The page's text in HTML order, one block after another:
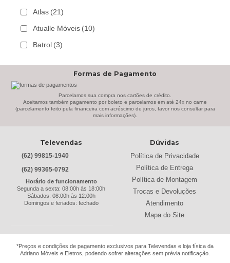
Atlas (21)
Atualle Móveis (10)
Batrol (3)
Bem Estar Clima (2)
Bem Estar Estofados (3)
Bertolini (2)
Best (9)
Braslar (6)
cadence
Formas de Pagamento
Parcelamos sua compra nos cartões de crédito.
Aceitamos também pagamento por boleto e parcelamos em até 24x no carne
(parcelamento feito pela financeira com acréscimo de juros, favor nos consultar para
mais informações).
Televendas
(62) 99815-1940
(62) 99365-0792
Horário de funcionamento
Segunda a sexta: 08:00h às 18:00h
Sábados: 08:00h às 12:00h
Domingos e feriados: fechado
Dúvidas
Política de Privacidade
Política de Entrega
Política de Montagem
Trocas e Devoluções
Atendimento
Mapa do Site
*Preços e condições de pagamento exclusivos para Televendas e loja física da
Adriano Móveis e Eletros, podendo sofrer alterações sem prévia notificação.